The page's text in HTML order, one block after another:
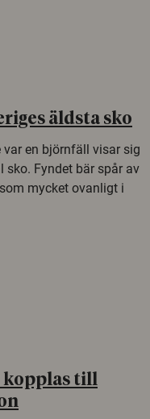
äldsta sko
var en björnfäll visar sig
sko. Fyndet bär spår av
mycket ovanligt i
kopplas till